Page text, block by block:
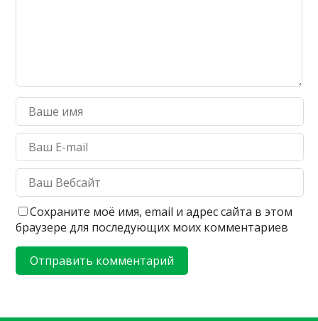
Сохраните моё имя, email и адрес сайта в этом
браузере для последующих моих комментариев